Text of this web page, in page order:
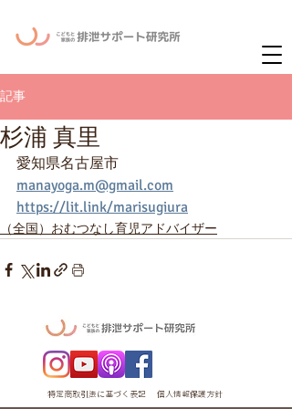
記事
杉浦 真里
愛知県名古屋市
manayoga.m@gmail.com
https://lit.link/marisugiura
（全国）おむつなし育児アドバイザー
特定商取引法に基づく表記 個人情報保護方針